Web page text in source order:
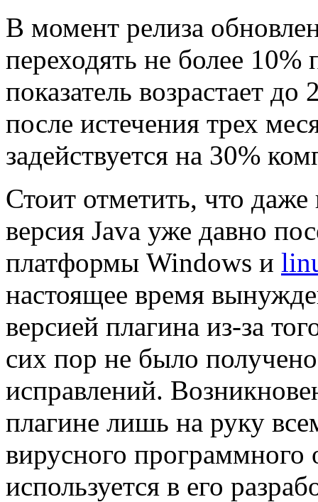
В момент релиза
переходять не более 10%
показатель возрастает
после истечения трех
задействуется на 30%
Стоит отметить, что даже
версия Java уже давно
платформы Windows и
настоящее время
версией плагина из-за
сих пор не было
исправлений.
плагине лишь на руку
вирусного программного
используется в его